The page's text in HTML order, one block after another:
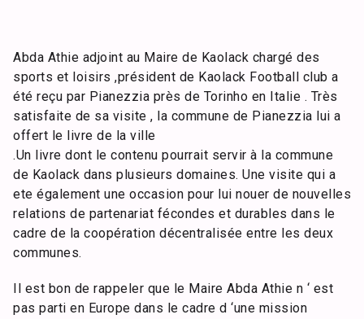
Abda Athie adjoint au Maire de Kaolack chargé des
sports et loisirs ,président de Kaolack Football club a
été reçu par Pianezzia près de Torinho en Italie . Très
satisfaite de sa visite , la commune de Pianezzia lui a
offert le livre de la ville
.Un livre dont le contenu pourrait servir à la commune
de Kaolack dans plusieurs domaines. Une visite qui a
ete également une occasion pour lui nouer de nouvelles
relations de partenariat fécondes et durables dans le
cadre de la coopération décentralisée entre les deux
communes.
Il est bon de rappeler que le Maire Abda Athie n ‘ est
pas parti en Europe dans le cadre d ‘une mission